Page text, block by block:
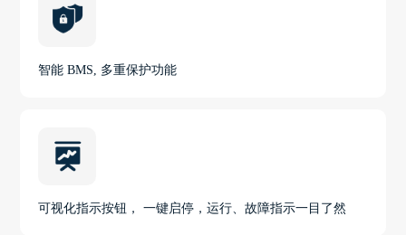
智能 BMS, 多重保护功能
可视化指示按钮， 一键启停，运行、故障指示一目了然